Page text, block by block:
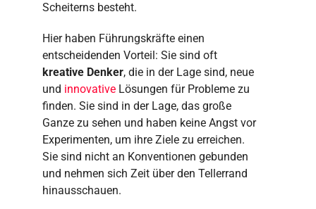
Scheiterns besteht.
Hier haben Führungskräfte einen
entscheidenden Vorteil: Sie sind oft
kreative Denker, die in der Lage sind, neue
und innovative Lösungen für Probleme zu
finden. Sie sind in der Lage, das große
Ganze zu sehen und haben keine Angst vor
Experimenten, um ihre Ziele zu erreichen.
Sie sind nicht an Konventionen gebunden
und nehmen sich Zeit über den Tellerrand
hinausschauen.